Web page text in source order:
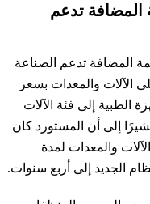
المضافة تدعم
المضافة تدعم الصناعة
الآلات والمعدات بسعر
الطبية إلى فئة الآلات
إلى أن المستورد كان
والمعدات لمدة
الجديد إلى أربع سنوات.